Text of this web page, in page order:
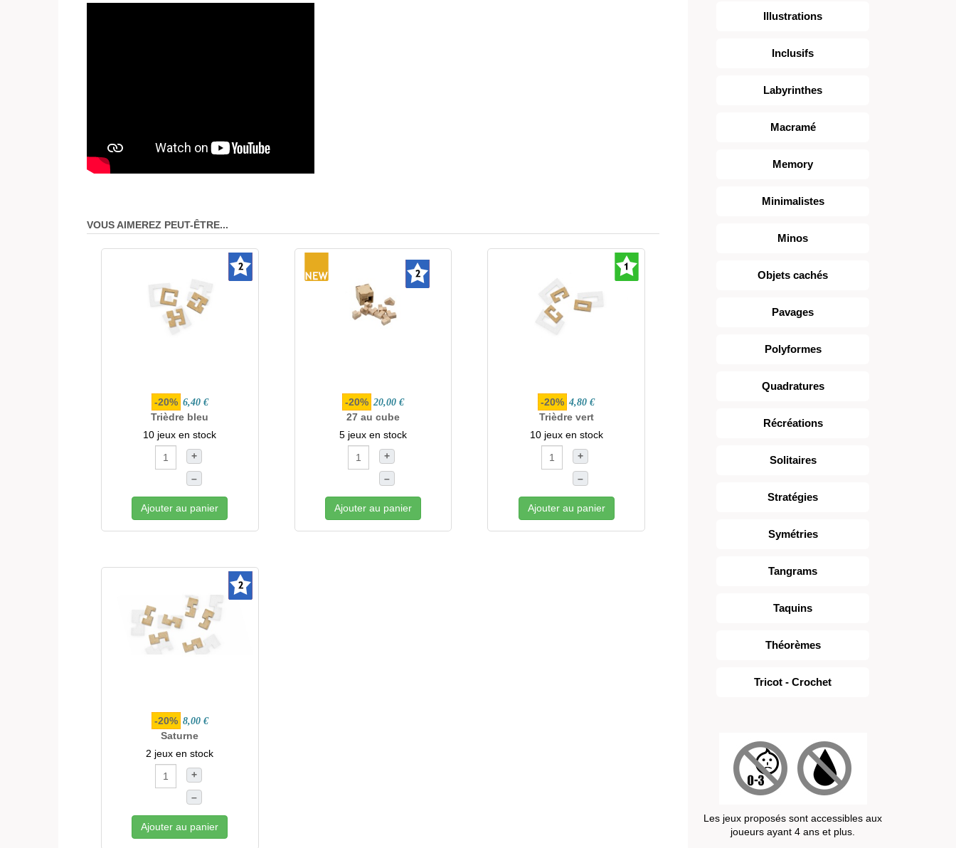
VOUS AIMEREZ PEUT-ÊTRE...
-20% 6,40 €
Trièdre bleu
10 jeux en stock
+
–
Ajouter au panier
-20% 20,00 €
27 au cube
5 jeux en stock
+
–
Ajouter au panier
-20% 4,80 €
Trièdre vert
10 jeux en stock
+
–
Ajouter au panier
-20% 8,00 €
Saturne
2 jeux en stock
+
–
Ajouter au panier
Illustrations
Inclusifs
Labyrinthes
Macramé
Memory
Minimalistes
Minos
Objets cachés
Pavages
Polyformes
Quadratures
Récréations
Solitaires
Stratégies
Symétries
Tangrams
Taquins
Théorèmes
Tricot - Crochet
Les jeux proposés sont accessibles aux
joueurs ayant 4 ans et plus.